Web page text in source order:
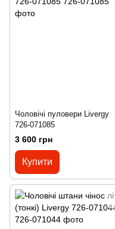
Чоловічі пуловери Livergy
726-071085
3 600 грн
Купити